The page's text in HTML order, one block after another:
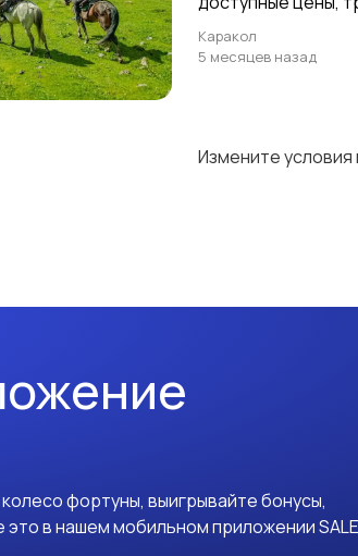
Каракол
5 месяцев назад
Измените
фортуны, выигрывайте бонусы,
в нашем мобильном приложении